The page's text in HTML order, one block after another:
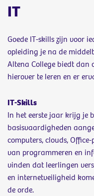
IT
Goede IT-skills zijn voor
opleiding je na de
Altena College biedt dan
hierover te leren en er
IT-Skills
In het eerste jaar krijg je
basisvaardigheden
computers, clouds,
van programmeren en
vinden dat leerlingen
en internetveiligheid
de orde.